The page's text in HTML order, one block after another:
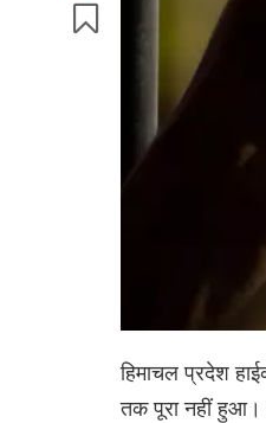
हिमाचल प्रदेश
तक पूरा नहीं हुआ।